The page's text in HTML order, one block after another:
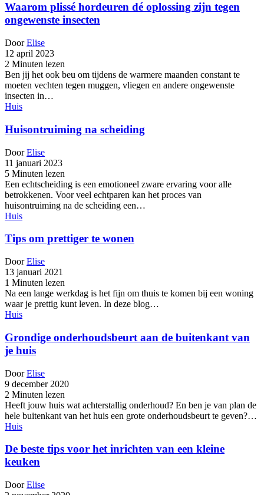
Waarom plissé hordeuren dé oplossing zijn tegen
ongewenste insecten
DoorElise
12 april 2023
2 Minuten lezen
Ben jij het ook beu om tijdens de warmere maanden constant te
moeten vechten tegen muggen, vliegen en andere ongewenste
insecten in…
Huis
Huisontruiming na scheiding
DoorElise
11 januari 2023
5 Minuten lezen
Een echtscheiding is een emotioneel zware ervaring voor alle
betrokkenen. Voor veel echtparen kan het proces van
huisontruiming na de scheiding een…
Huis
Tips om prettiger te wonen
DoorElise
13 januari 2021
1 Minuten lezen
Na een lange werkdag is het fijn om thuis te komen bij een woning
waar je prettig kunt leven. In deze blog…
Huis
Grondige onderhoudsbeurt aan de buitenkant van
je huis
DoorElise
9 december 2020
2 Minuten lezen
Heeft jouw huis wat achterstallig onderhoud? En ben je van plan de
hele buitenkant van het huis een grote onderhoudsbeurt te geven?…
Huis
De beste tips voor het inrichten van een kleine
keuken
DoorElise